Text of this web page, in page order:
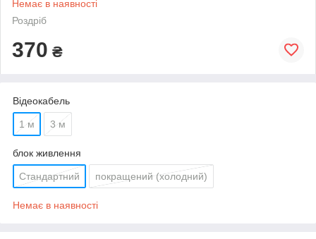
Немає в наявності
Роздріб
370 ₴
Відеокабель
1 м 3 м
блок живлення
Стандартний покращений (холодний)
Немає в наявності